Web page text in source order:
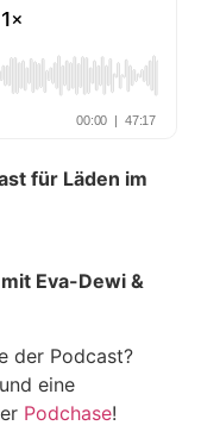
für Läden im
Eva-Dewi &
der Podcast?
eine
Podchase!